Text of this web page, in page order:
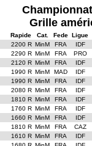
Grille
Rapide Cat. Fede Ligue
2200 R MinM FRA
IDF
2290 R MinM FRA
PRO
2120 R MinM FRA
IDF
1990 R MinM MAD
IDF
1990 R MinM FRA
IDF
2080 R MinM FRA
IDF
1810 R MinM FRA
IDF
1760 R MinM FRA
IDF
1660 R MinM FRA
IDF
1810 R MinM FRA
CAZ
1610 R MinM FRA
IDF